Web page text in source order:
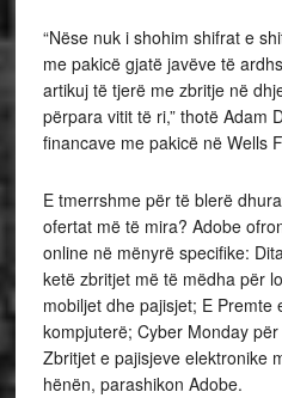
“Nëse nuk i shohim shifrat e
me pakicë gjatë javëve të
artikuj të tjerë me zbritje në
përpara vitit të ri,” thotë Adam
financave me pakicë në Wells
E tmerrshme për të blerë
ofertat më të mira? Adobe
online në mënyrë specifike:
ketë zbritjet më të mëdha për
mobiljet dhe pajisjet; E
kompjuterë; Cyber ​​Monday
Zbritjet e pajisjeve elektronike
hënën, parashikon Adobe.